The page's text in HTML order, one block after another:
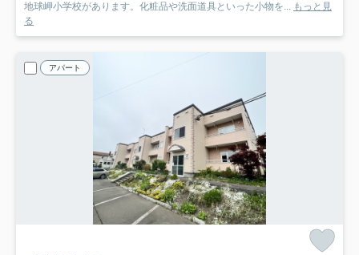
地球岬小学校があります。化粧品や洗面道具といった小物を... もっと見
る
アパート